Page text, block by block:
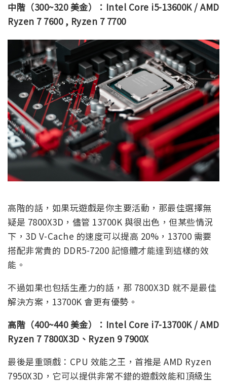
中階（300~320 美金）：Intel Core i5-13600K / AMD
Ryzen 7 7600 , Ryzen 7 7700
高階的話，如果玩遊戲是你主要活動，那最佳選擇無
疑是 7800X3D，儘管 13700K 與很出色，但某些情況
下，3D V-Cache 的速度可以提高 20%，13700 需要
搭配非常貴的 DDR5-7200 記憶體才能達到這樣的效
能。
不過如果也包括生產力的話，那 7800X3D 就不是最佳
解決方案，13700K 會更有優勢。
高階（400~440 美金）：Intel Core i7-13700K / AMD
Ryzen 7 7800X3D、Ryzen 9 7900X
最後是重頭戲：CPU 效能之王，首推是 AMD Ryzen
7950X3D，它可以提供非常不錯的遊戲效能和頂級生